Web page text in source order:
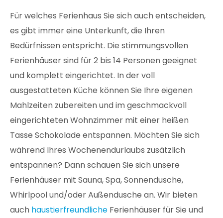
Für welches Ferienhaus Sie sich auch entscheiden,
es gibt immer eine Unterkunft, die Ihren
Bedürfnissen entspricht. Die stimmungsvollen
Ferienhäuser sind für 2 bis 14 Personen geeignet
und komplett eingerichtet. In der voll
ausgestatteten Küche können Sie Ihre eigenen
Mahlzeiten zubereiten und im geschmackvoll
eingerichteten Wohnzimmer mit einer heißen
Tasse Schokolade entspannen. Möchten Sie sich
während Ihres Wochenendurlaubs zusätzlich
entspannen? Dann schauen Sie sich unsere
Ferienhäuser mit Sauna, Spa, Sonnendusche,
Whirlpool und/oder Außendusche an. Wir bieten
auch haustierfreundliche Ferienhäuser für Sie und